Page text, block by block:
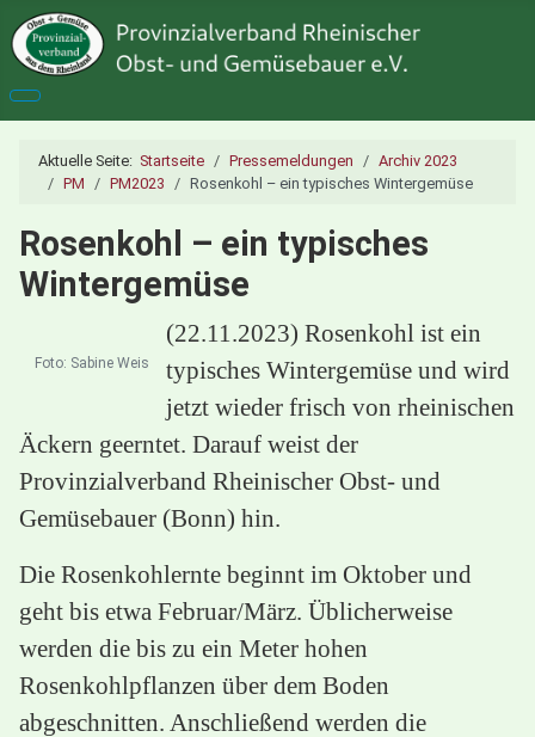
Aktuelle Seite: Startseite Pressemeldungen
Archiv 2023
PM
PM2023 Rosenkohl – ein typisches Wintergemüse
Rosenkohl – ein typisches
Wintergemüse
Foto: Sabine Weis
(22.11.2023) Rosenkohl ist ein
typisches Wintergemüse und wird
jetzt wieder frisch von rheinischen
Äckern geerntet. Darauf weist der
Provinzialverband Rheinischer Obst- und
Gemüsebauer (Bonn) hin.
Die Rosenkohlernte beginnt im Oktober und
geht bis etwa Februar/März. Üblicherweise
werden die bis zu ein Meter hohen
Rosenkohlpflanzen über dem Boden
abgeschnitten. Anschließend werden die